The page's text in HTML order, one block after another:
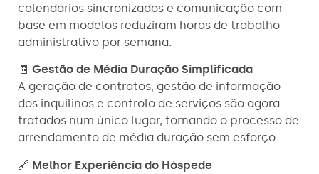
calendários sincronizados e comunicação com
base em modelos reduziram horas de trabalho
administrativo por semana.
🧾 Gestão de Média Duração Simplificada
A geração de contratos, gestão de informação
dos inquilinos e controlo de serviços são agora
tratados num único lugar, tornando o processo de
arrendamento de média duração sem esforço.
🔗 Melhor Experiência do Hóspede